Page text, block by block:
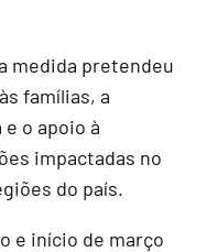
medida pretendeu
famílias, a
o apoio à
impactadas no
do país.
e início de março